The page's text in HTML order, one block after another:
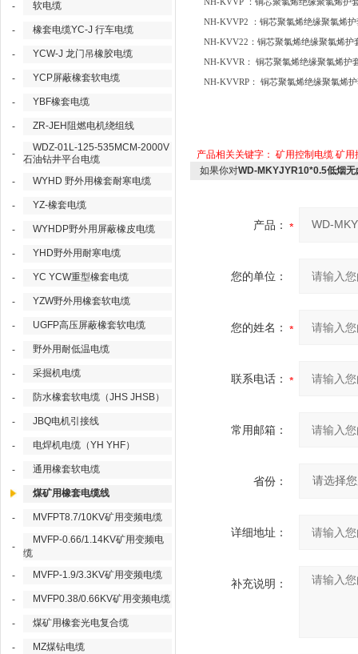
- 软电缆
- 橡套电缆YC-J 行车电缆
- YCW-J 龙门吊橡胶电缆
- YCP屏蔽橡套软电缆
- YBF橡套电缆
- ZR-JEH阻燃电机绕组线
-
WDZ-01L-125-535MCM-2000V
石油钻井平台电缆
-
WYHD 野外用橡套耐寒电缆
- YZ-橡套电缆
- WYHDP野外用屏蔽橡皮电缆
- YHD野外用耐寒电缆
- YC YCW重型橡套电缆
- YZW野外用橡套软电缆
- UGFP高压屏蔽橡套软电缆
- 野外用耐低温电缆
- 采掘机电缆
- 防水橡套软电缆（JHS JHSB）
- JBQ电机引接线
- 电焊机电缆（YH YHF）
- 通用橡套软电缆
煤矿用橡套电缆线
- MVFPT8.7/10KV矿用变频电缆
-
MVFP-0.66/1.14KV矿用变频电
缆
-
MVFP-1.9/3.3KV矿用变频电缆
- MVFP0.38/0.66KV矿用变频电缆
- 煤矿用橡套光电复合缆
- MZ煤钻电缆
NH-KVVP2 ：铜芯聚氯烯绝缘聚氯烯
NH-KVV22：铜芯聚氯烯绝缘聚氯烯护
NH-KVVR： 铜芯聚氯烯绝缘聚氯烯护
NH-KVVRP： 铜芯聚氯烯绝缘聚氯烯
产品相关关键字： 矿用控制电缆 矿用
如果你对WD-MKYJYR10*0.5低烟无
产品：
您的单位：
您的姓名：
联系电话：
常用邮箱：
省份：
详细地址：
补充说明：